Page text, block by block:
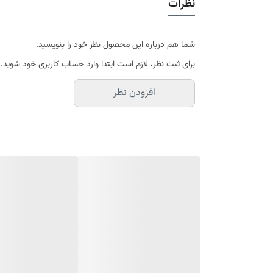
موجود در سایز بندی : 4 ، 6 ، 9 ، 12 متری ( قابل سفارش در ابعاد دلخواه-سایز غیر استاندارد)
ابعاد 6 متری : 200*300 سانتیمتر
ابعاد 9 متری : 250*350 سانتیمتر
ابعاد 12 متری : 300*400 سانتیمتر
ارسال کالای خواب متین تا کمتر از 30 روز کاری آینده
نظرات
شما هم درباره این محصول نظر خود را بنویسید.
برای ثبت نظر، لازم است ابتدا وارد حساب کاربری خود شوید.
افزودن نظر